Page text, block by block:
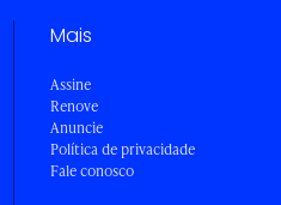
Mais
Assine
Renove
Anuncie
Política de privacidade
Fale conosco